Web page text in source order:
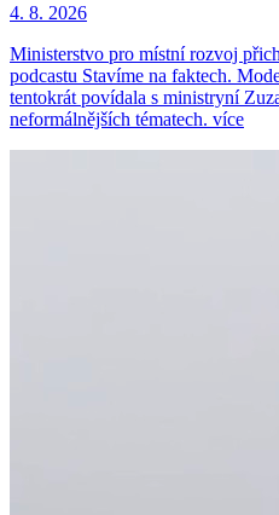
4. 8. 2026
Ministerstvo pro místní rozvoj
podcastu Stavíme na faktech.
tentokrát povídala s ministryní
neformálnějších tématech. více